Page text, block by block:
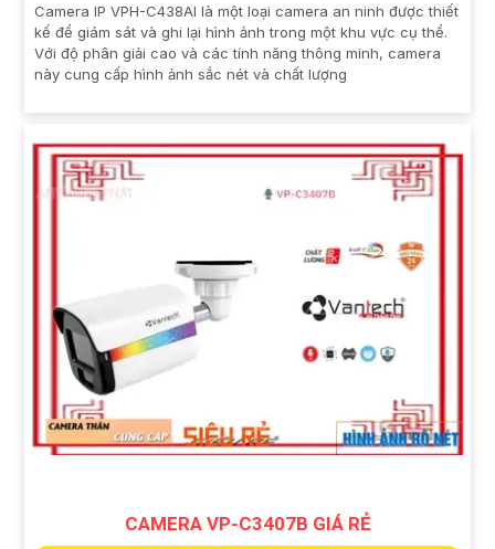
Camera IP VPH-C438AI là một loại camera an ninh được thiết
kế để giám sát và ghi lại hình ảnh trong một khu vực cụ thể.
Với độ phân giải cao và các tính năng thông minh, camera
này cung cấp hình ảnh sắc nét và chất lượng
CAMERA VP-C3407B GIÁ RẺ